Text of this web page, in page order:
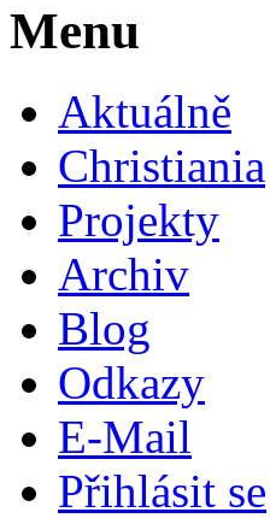
Menu
Aktuálně
Christiania
Projekty
Archiv
Blog
Odkazy
E-Mail
Přihlásit se